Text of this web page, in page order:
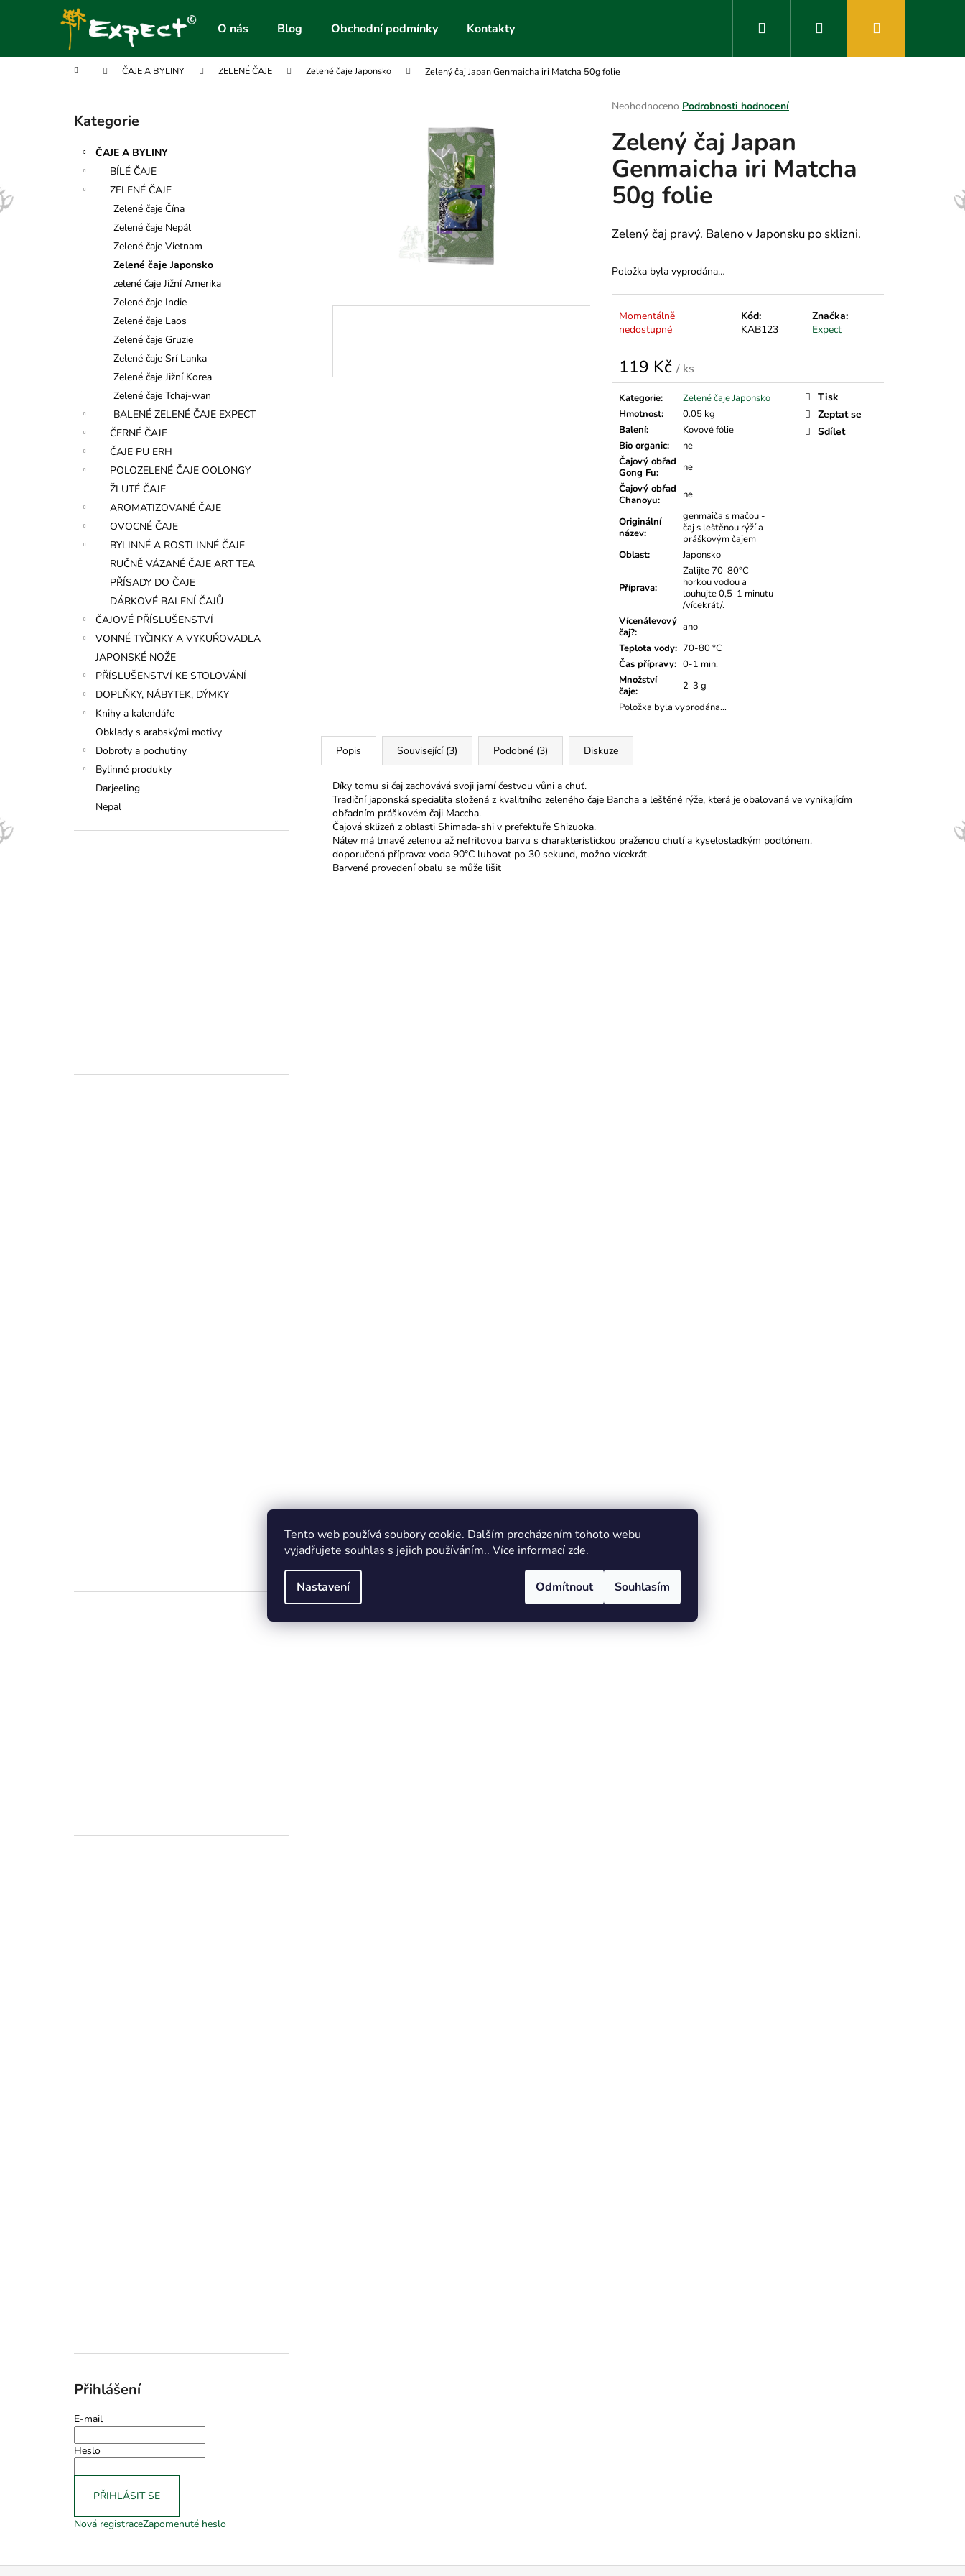
Tento web používá soubory cookie. Dalším procházením tohoto webu
vyjadřujete souhlas s jejich používáním.. Více informacízde.
Nastavení Odmítnout Souhlasím
O nás Blog Obchodní podmínky Kontakty Hledat Přihlášení
Domů ČAJE A BYLINY ZELENÉ ČAJE Zelené čaje Japonsko Zelený čaj Japan Genmaicha iri Matcha 50g folie
Přeskočit
kategorie
Kategorie
ČAJE A BYLINY
BÍLÉ ČAJE
ZELENÉ ČAJE
Zelené čaje Čína
Zelené čaje Nepál
Zelené čaje Vietnam
Zelené čaje Japonsko
zelené čaje Jižní Amerika
Zelené čaje Indie
Zelené čaje Laos
Zelené čaje Gruzie
Zelené čaje Srí Lanka
Zelené čaje Jižní Korea
Zelené čaje Tchaj-wan
BALENÉ ZELENÉ ČAJE EXPECT
ČERNÉ ČAJE
ČAJE PU ERH
POLOZELENÉ ČAJE OOLONGY
ŽLUTÉ ČAJE
AROMATIZOVANÉ ČAJE
OVOCNÉ ČAJE
BYLINNÉ A ROSTLINNÉ ČAJE
RUČNĚ VÁZANÉ ČAJE ART TEA
PŘÍSADY DO ČAJE
DÁRKOVÉ BALENÍ ČAJŮ
ČAJOVÉ PŘÍSLUŠENSTVÍ
VONNÉ TYČINKY A VYKUŘOVADLA
JAPONSKÉ NOŽE
PŘÍSLUŠENSTVÍ KE STOLOVÁNÍ
DOPLŇKY, NÁBYTEK, DÝMKY
Knihy a kalendáře
Obklady s arabskými motivy
Dobroty a pochutiny
Bylinné produkty
Darjeeling
Nepal
Přihlášení
E-mail
Heslo
PŘIHLÁSIT SE
Nová registraceZapomenuté heslo
Průměrné
produktu
je
0,0
z
5
hvězdiček.
Neohodnoceno Podrobnosti hodnocení
Zelený čaj Japan
Genmaicha iri Matcha
50g folie
Zelený čaj pravý. Baleno v Japonsku po sklizni.
Položka byla vyprodána…
Momentálně
nedostupné
Kód:
KAB123
Značka:
Expect
119 Kč / ks
Měrná
cena:
Kategorie:
Zelené čaje Japonsko
Hmotnost:
0.05 kg
Balení:
Kovové fólie
Bio organic:
ne
Čajový obřad
Gong Fu:
ne
Čajový obřad
Chanoyu: ne
Originální
název:
genmaiča s mačou -
čaj s leštěnou rýží a
práškovým čajem
Oblast: Japonsko
Příprava:
Zalijte 70-80°C
horkou vodou a
louhujte 0,5-1 minutu
/vícekrát/.
Vícenálevový
čaj?:
ano
Teplota vody: 70-80 °C
Čas přípravy: 0-1 min.
Množství
čaje:
2-3 g
Položka byla vyprodána…
Tisk
Zeptat se
Sdílet
Popis Související (3) Podobné (3) Diskuze
Díky tomu si čaj zachovává svoji jarní čestvou vůni a chuť.
Tradiční japonská specialita složená z kvalitního zeleného čaje Bancha a leštěné rýže, která je obalovaná ve vynikajícím
obřadním práškovém čaji Maccha.
Čajová sklizeň z oblasti Shimada-shi v prefektuře Shizuoka.
Nálev má tmavě zelenou až nefritovou barvu s charakteristickou praženou chutí a kyselosladkým podtónem.
doporučená příprava: voda 90°C luhovat po 30 sekund, možno vícekrát.
Barvené provedení obalu se může lišit
í
Zpět
do
Zpět
do
Co potřebujete najít?
Doporučujeme